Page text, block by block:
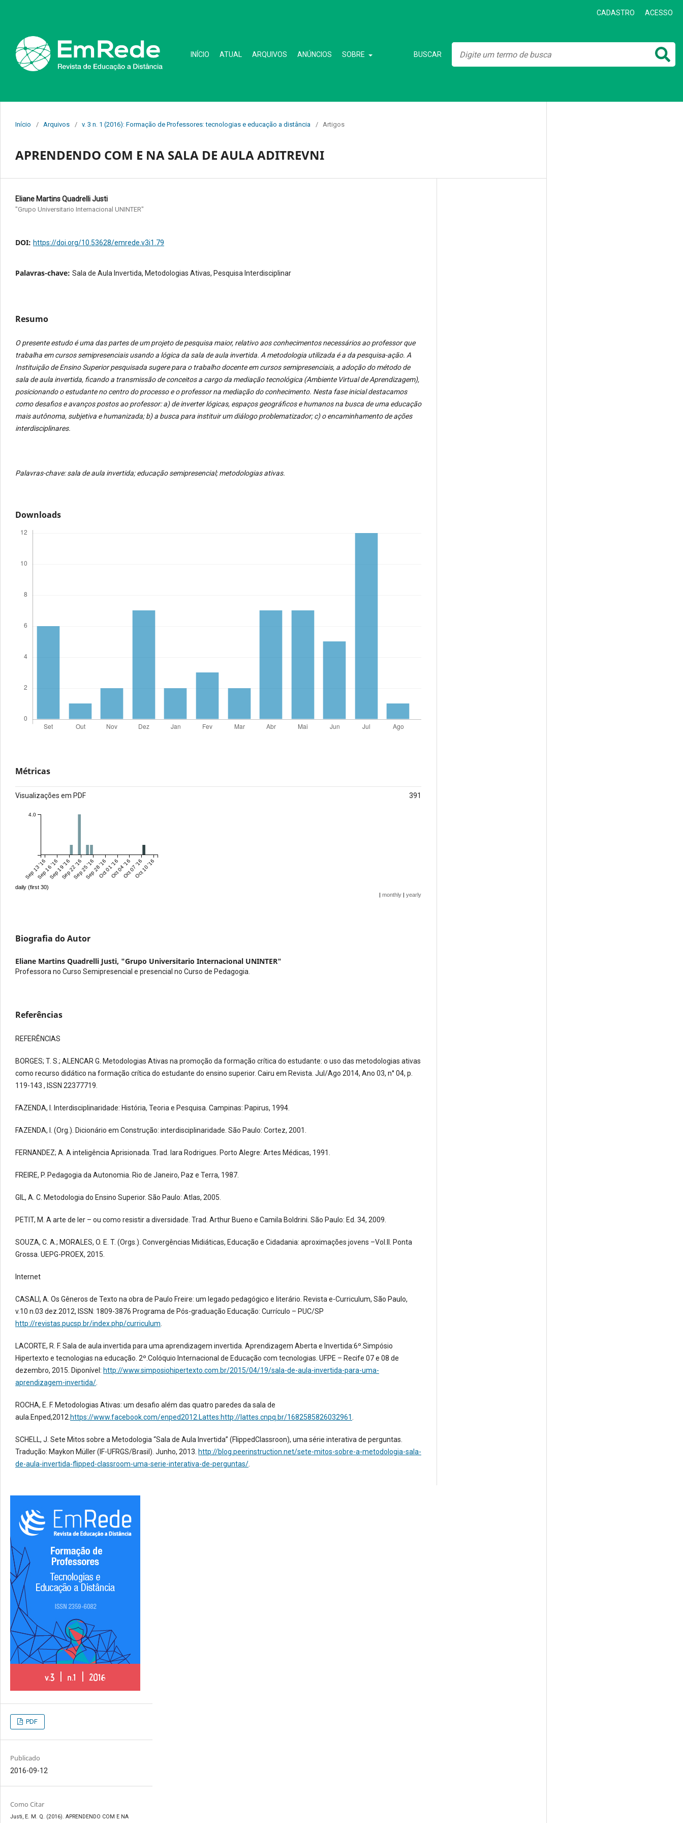
CADASTRO ACESSO
INÍCIO ATUAL ARQUIVOS ANÚNCIOS SOBRE BUSCAR
Início / Arquivos / v. 3 n. 1 (2016): Formação de Professores: tecnologias e educação a distância / Artigos
APRENDENDO COM E NA SALA DE AULA ADITREVNI
Eliane Martins Quadrelli Justi
"Grupo Universitario Internacional UNINTER"
DOI: https://doi.org/10.53628/emrede.v3i1.79
Palavras-chave: Sala de Aula Invertida, Metodologias Ativas, Pesquisa Interdisciplinar
Resumo
O presente estudo é uma das partes de um projeto de pesquisa maior, relativo aos conhecimentos necessários ao professor que
trabalha em cursos semipresenciais usando a lógica da sala de aula invertida. A metodologia utilizada é a da pesquisa-ação. A
Instituição de Ensino Superior pesquisada sugere para o trabalho docente em cursos semipresenciais, a adoção do método de
sala de aula invertida, ficando a transmissão de conceitos a cargo da mediação tecnológica (Ambiente Virtual de Aprendizagem),
posicionando o estudante no centro do processo e o professor na mediação do conhecimento. Nesta fase inicial destacamos
como desafios e avanços postos ao professor: a) de inverter lógicas, espaços geográficos e humanos na busca de uma educação
mais autônoma, subjetiva e humanizada; b) a busca para instituir um diálogo problematizador; c) o encaminhamento de ações
interdisciplinares.
Palavras-chave: sala de aula invertida; educação semipresencial; metodologias ativas.
Downloads
Métricas
Visualizações em PDF 391
Sep 13 '16Sep 16 '16Sep 19 '16Sep 22 '16Sep 25 '16Sep 28 '16Oct 01 '16Oct 04 '16Oct 07 '16Oct 10 '16
4.0
daily (first 30)
|monthly |yearly
Biografia do Autor
Eliane Martins Quadrelli Justi, "Grupo Universitario Internacional UNINTER"
Professora no Curso Semipresencial e presencial no Curso de Pedagogia.
Referências
REFERÊNCIAS
BORGES; T. S.; ALENCAR G. Metodologias Ativas na promoção da formação crítica do estudante: o uso das metodologias ativas
como recurso didático na formação crítica do estudante do ensino superior. Cairu em Revista. Jul/Ago 2014, Ano 03, n° 04, p.
119-143 , ISSN 22377719.
FAZENDA, I. Interdisciplinaridade: História, Teoria e Pesquisa. Campinas: Papirus, 1994.
FAZENDA, I. (Org.). Dicionário em Construção: interdisciplinaridade. São Paulo: Cortez, 2001.
FERNANDEZ; A. A inteligência Aprisionada. Trad. Iara Rodrigues. Porto Alegre: Artes Médicas, 1991.
FREIRE, P. Pedagogia da Autonomia. Rio de Janeiro, Paz e Terra, 1987.
GIL, A. C. Metodologia do Ensino Superior. São Paulo: Atlas, 2005.
PETIT, M. A arte de ler – ou como resistir a diversidade. Trad. Arthur Bueno e Camila Boldrini. São Paulo: Ed. 34, 2009.
SOUZA, C. A.; MORALES, O. E. T. (Orgs.). Convergências Midiáticas, Educação e Cidadania: aproximações jovens –Vol.II. Ponta
Grossa. UEPG-PROEX, 2015.
Internet
CASALI, A. Os Gêneros de Texto na obra de Paulo Freire: um legado pedagógico e literário. Revista e-Curriculum, São Paulo,
v.10 n.03 dez.2012, ISSN: 1809-3876 Programa de Pós-graduação Educação: Currículo – PUC/SP
http://revistas.pucsp.br/index.php/curriculum
LACORTE, R. F. Sala de aula invertida para uma aprendizagem invertida. Aprendizagem Aberta e Invertida:6º.Simpósio
Hipertexto e tecnologias na educação. 2º.Colóquio Internacional de Educação com tecnologias. UFPE – Recife 07 e 08 de
dezembro, 2015. Diponível: http://www.simposiohipertexto.com.br/2015/04/19/sala-de-aula-invertida-para-uma-
aprendizagem-invertida/
ROCHA, E. F. Metodologias Ativas: um desafio além das quatro paredes da sala de
aula.Enped,2012. https://www.facebook.com/enped2012.Lattes:http://lattes.cnpq.br/1682585826032961
SCHELL, J. Sete Mitos sobre a Metodologia “Sala de Aula Invertida” (FlippedClassroon), uma série interativa de perguntas.
Tradução: Maykon Müller (IF-UFRGS/Brasil). Junho, 2013. http://blog.peerinstruction.net/sete-mitos-sobre-a-metodologia-sala-
de-aula-invertida-flipped-classroom-uma-serie-interativa-de-perguntas/
PDF
Publicado
2016-09-12
Como Citar
Justi, E. M. Q. (2016). APRENDENDO COM E NA